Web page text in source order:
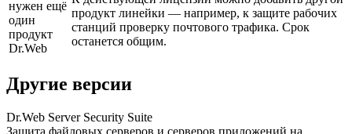
нужен ещё
один
продукт
Dr.Web
продукт линейки — например, к защите рабочих
станций проверку почтового трафика. Срок
останется общим.
Другие версии
Dr.Web Server Security Suite